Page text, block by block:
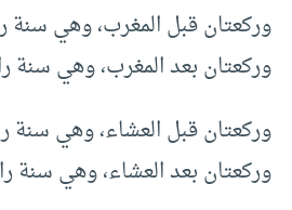
وركعتان قبل المغرب، وهي سنة
وركعتان بعد المغرب، وهي سنة
وركعتان قبل العشاء، وهي سنة
وركعتان بعد العشاء، وهي سنة